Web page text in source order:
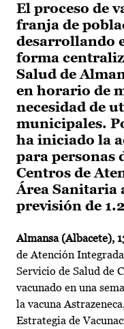
El proceso de
franja de
desarrollando
forma
Salud de
en horario de
necesidad de
municipales.
ha iniciado la
para personas
Centros de
Área Sanitaria
previsión de
Almansa (Albacete),
de Atención
Servicio de Salud de
vacunado en una
la vacuna
Estrategia de